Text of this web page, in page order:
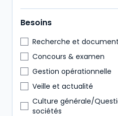
Direction générale
Tout public
Besoins
Recherche et
Concours & examen
Gestion opérationnelle
Veille et actualité
Culture générale/
sociétés